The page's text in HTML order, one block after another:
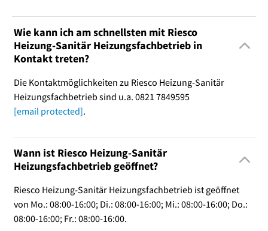
Wie kann ich am schnellsten mit Riesco
Heizung-Sanitär Heizungsfachbetrieb in
Kontakt treten?
Die Kontaktmöglichkeiten zu Riesco Heizung-Sanitär
Heizungsfachbetrieb sind u.a. 0821 7849595
[email protected].
Wann ist Riesco Heizung-Sanitär
Heizungsfachbetrieb geöffnet?
Riesco Heizung-Sanitär Heizungsfachbetrieb ist geöffnet
von Mo.: 08:00-16:00; Di.: 08:00-16:00; Mi.: 08:00-16:00; Do.:
08:00-16:00; Fr.: 08:00-16:00.